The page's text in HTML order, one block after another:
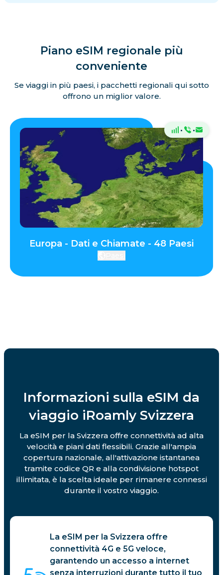
Piano eSIM regionale più
conveniente
Se viaggi in più paesi, i pacchetti regionali qui sotto
offrono un miglior valore.
· ·
Europa - Dati e Chiamate - 48 Paesi
Informazioni sulla eSIM da
viaggio iRoamly Svizzera
La eSIM per la Svizzera offre connettività ad alta
velocità e piani dati flessibili. Grazie all'ampia
copertura nazionale, all'attivazione istantanea
tramite codice QR e alla condivisione hotspot
illimitata, è la scelta ideale per rimanere connessi
durante il vostro viaggio.
La eSIM per la Svizzera offre
connettività 4G e 5G veloce,
garantendo un accesso a internet
senza interruzioni durante tutto il tuo